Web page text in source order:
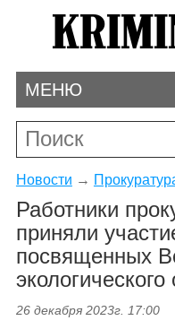
МЕНЮ
Новости →
Работники
приняли
посвященных
26 декабря 2023г. 17:00